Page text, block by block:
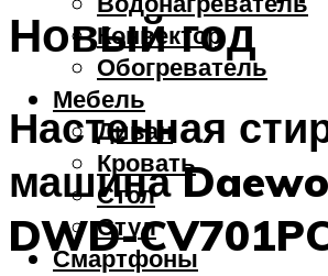
Конвектор
Обогреватель
Мебель
Диван
Кровать
Стол
Стул
Смартфоны
Новый год
Настенная
машина
DWD-